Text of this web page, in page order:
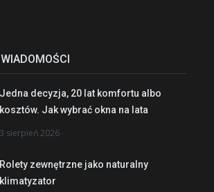
Jedna decyzja, 20 lat komfortu albo
kosztów. Jak wybrać okna na lata
3 sierpień 2026
Rolety zewnętrzne jako naturalny
klimatyzator